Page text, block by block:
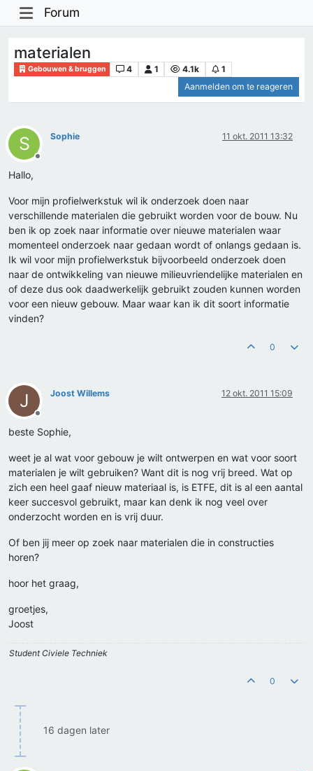
Forum
materialen
Gebouwen & bruggen 4 1 4.1k
1
Aanmelden om te reageren
S
Offline
Sophie 11 okt. 2011 13:32
Hallo,
Voor mijn profielwerkstuk wil ik onderzoek doen naar
verschillende materialen die gebruikt worden voor de bouw. Nu
ben ik op zoek naar informatie over nieuwe materialen waar
momenteel onderzoek naar gedaan wordt of onlangs gedaan is.
Ik wil voor mijn profielwerkstuk bijvoorbeeld onderzoek doen
naar de ontwikkeling van nieuwe milieuvriendelijke materialen en
of deze dus ook daadwerkelijk gebruikt zouden kunnen worden
voor een nieuw gebouw. Maar waar kan ik dit soort informatie
vinden?
0
J
Offline
Joost Willems 12 okt. 2011 15:09
beste Sophie,
weet je al wat voor gebouw je wilt ontwerpen en wat voor soort
materialen je wilt gebruiken? Want dit is nog vrij breed. Wat op
zich een heel gaaf nieuw materiaal is, is ETFE, dit is al een aantal
keer succesvol gebruikt, maar kan denk ik nog veel over
onderzocht worden en is vrij duur.
Of ben jij meer op zoek naar materialen die in constructies
horen?
hoor het graag,
groetjes,
Joost
Student Civiele Techniek
0
16 dagen later